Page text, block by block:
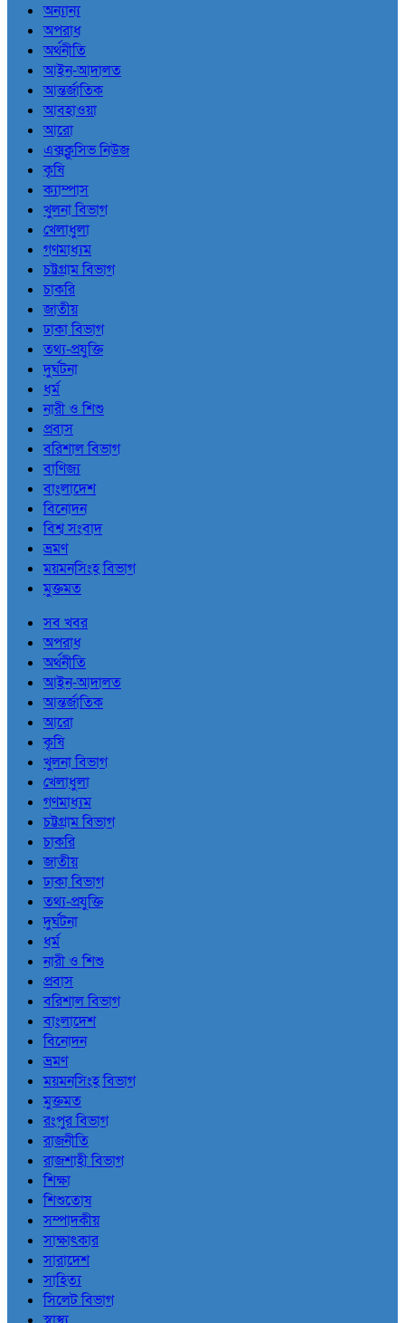
অন্যান্য
অপরাধ
অর্থনীতি
আইন-আদালত
আন্তর্জাতিক
আবহাওয়া
আরো
এক্সক্লুসিভ নিউজ
কৃষি
ক্যাম্পাস
খুলনা বিভাগ
খেলাধুলা
গণমাধ্যম
চট্টগ্রাম বিভাগ
চাকরি
জাতীয়
ঢাকা বিভাগ
তথ্য-প্রযুক্তি
দুর্ঘটনা
ধর্ম
নারী ও শিশু
প্রবাস
বরিশাল বিভাগ
বাণিজ্য
বাংলাদেশ
বিনোদন
বিশ্ব সংবাদ
ভ্রমণ
ময়মনসিংহ বিভাগ
মুক্তমত
সব খবর
অপরাধ
অর্থনীতি
আইন-আদালত
আন্তর্জাতিক
আরো
কৃষি
খুলনা বিভাগ
খেলাধুলা
গণমাধ্যম
চট্টগ্রাম বিভাগ
চাকরি
জাতীয়
ঢাকা বিভাগ
তথ্য-প্রযুক্তি
দুর্ঘটনা
ধর্ম
নারী ও শিশু
প্রবাস
বরিশাল বিভাগ
বাংলাদেশ
বিনোদন
ভ্রমণ
ময়মনসিংহ বিভাগ
মুক্তমত
রংপুর বিভাগ
রাজনীতি
রাজশাহী বিভাগ
শিক্ষা
শিশুতোষ
সম্পাদকীয়
সাক্ষাৎকার
সারাদেশ
সাহিত্য
সিলেট বিভাগ